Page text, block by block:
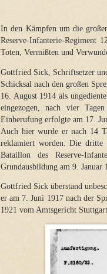
In den Kämpfen um die
Reserve-Infanterie-Regiment
Toten, Vermißten und
Gottfried Sick, Schriftsetzer
Schicksal nach den großen
16. August 1914 als
eingezogen, nach vier
Einberufung erfolgte am 17.
Auch hier wurde er nach 14
reklamiert worden. Die dritte
Bataillon des Reserve-
Grundausbildung am 9. Januar
Gottfried Sick überstand
er am 7. Juni 1917 nach der
1921 vom Amtsgericht